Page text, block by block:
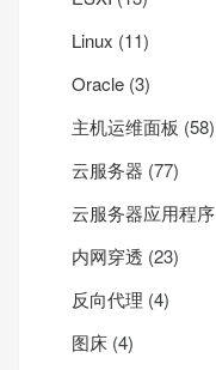
Linux (11)
Oracle (3)
主机运维面板 (58)
云服务器 (77)
云服务器应用程序
内网穿透 (23)
反向代理 (4)
图床 (4)